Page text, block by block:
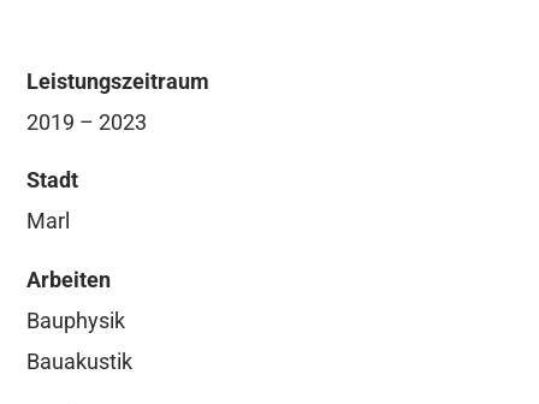
Leistungszeitraum
2019 – 2023
Stadt
Marl
Arbeiten
Bauphysik
Bauakustik